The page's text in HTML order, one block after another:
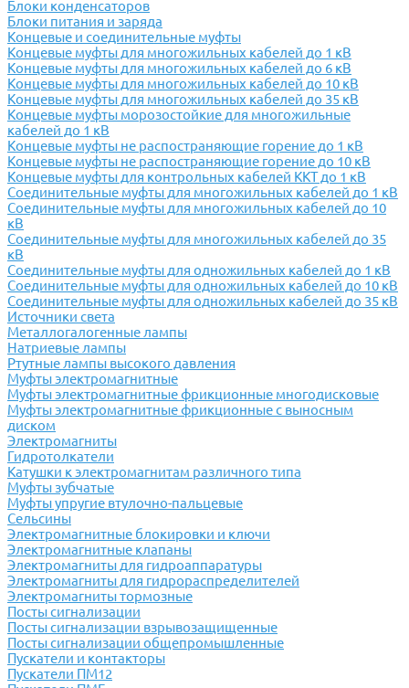
Блоки конденсаторов
Блоки питания и заряда
Концевые и соединительные муфты
Концевые муфты для многожильных кабелей до 1 кВ
Концевые муфты для многожильных кабелей до 6 кВ
Концевые муфты для многожильных кабелей до 10 кВ
Концевые муфты для многожильных кабелей до 35 кВ
Концевые муфты морозостойкие для многожильные
кабелей до 1 кВ
Концевые муфты не распостраняющие горение до 1 кВ
Концевые муфты не распостраняющие горение до 10 кВ
Концевые муфты для контрольных кабелей ККТ до 1 кВ
Соединительные муфты для многожильных кабелей до 1 кВ
Соединительные муфты для многожильных кабелей до 10
кВ
Соединительные муфты для многожильных кабелей до 35
кВ
Соединительные муфты для одножильных кабелей до 1 кВ
Соединительные муфты для одножильных кабелей до 10 кВ
Соединительные муфты для одножильных кабелей до 35 кВ
Источники света
Металлогалогенные лампы
Натриевые лампы
Ртутные лампы высокого давления
Муфты электромагнитные
Муфты электромагнитные фрикционные многодисковые
Муфты электромагнитные фрикционные с выносным
диском
Электромагниты
Гидротолкатели
Катушки к электромагнитам различного типа
Муфты зубчатые
Муфты упругие втулочно-пальцевые
Сельсины
Электромагнитные блокировки и ключи
Электромагнитные клапаны
Электромагниты для гидроаппаратуры
Электромагниты для гидрораспределителей
Электромагниты тормозные
Посты сигнализации
Посты сигнализации взрывозащищенные
Посты сигнализации общепромышленные
Пускатели и контакторы
Пускатели ПМ12